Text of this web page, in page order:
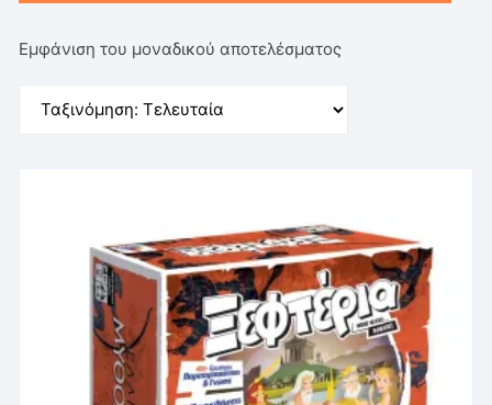
Εμφάνιση του μοναδικού αποτελέσματος